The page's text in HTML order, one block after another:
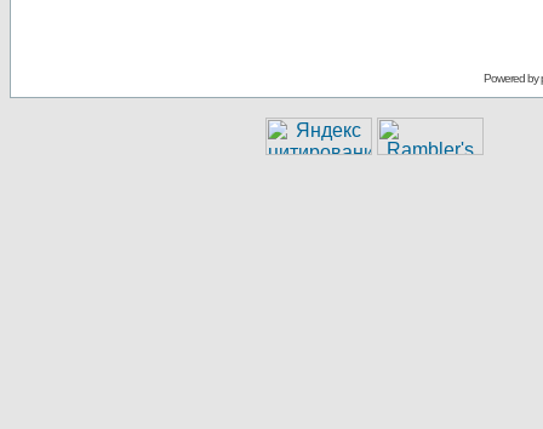
Powered by